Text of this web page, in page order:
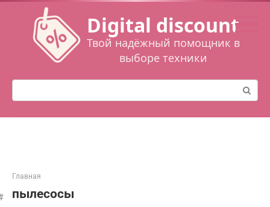
Перейти
контенту
Digital discount
Твой надёжный помощник в
выборе техники
Поиск:
Главная
пылесосы